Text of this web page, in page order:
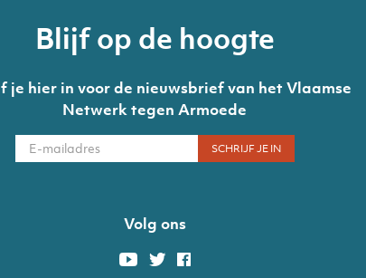
Blijf op de hoogte
je hier in voor de nieuwsbrief van het Vlaamse
Netwerk tegen Armoede
Volg ons